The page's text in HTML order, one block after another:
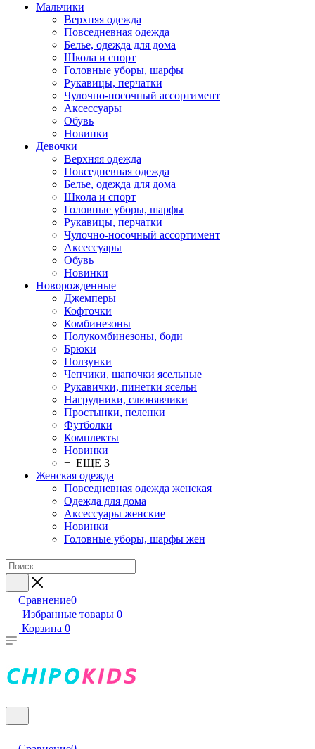
Мальчики
Верхняя одежда
Повседневная одежда
Белье, одежда для дома
Школа и спорт
Головные уборы, шарфы
Рукавицы, перчатки
Чулочно-носочный ассортимент
Аксессуары
Обувь
Новинки
Девочки
Верхняя одежда
Повседневная одежда
Белье, одежда для дома
Школа и спорт
Головные уборы, шарфы
Рукавицы, перчатки
Чулочно-носочный ассортимент
Аксессуары
Обувь
Новинки
Новорожденные
Джемперы
Кофточки
Комбинезоны
Полукомбинезоны, боди
Брюки
Ползунки
Чепчики, шапочки ясельные
Рукавички, пинетки ясельн
Нагрудники, слюнявчики
Простынки, пеленки
Футболки
Комплекты
Новинки
+ ЕЩЕ 3
Женская одежда
Повседневная одежда женская
Одежда для дома
Аксессуары женские
Новинки
Головные уборы, шарфы жен
Сравнение0
Избранные товары 0
Корзина 0